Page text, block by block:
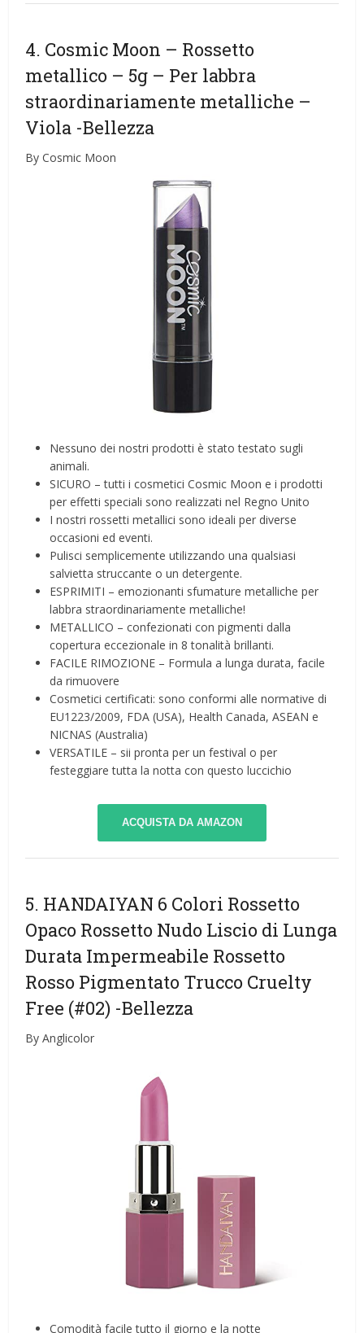
4. Cosmic Moon – Rossetto
metallico – 5g – Per labbra
straordinariamente metalliche –
Viola -Bellezza
By Cosmic Moon
Nessuno dei nostri prodotti è stato testato sugli
animali.
SICURO – tutti i cosmetici Cosmic Moon e i prodotti
per effetti speciali sono realizzati nel Regno Unito
I nostri rossetti metallici sono ideali per diverse
occasioni ed eventi.
Pulisci semplicemente utilizzando una qualsiasi
salvietta struccante o un detergente.
ESPRIMITI – emozionanti sfumature metalliche per
labbra straordinariamente metalliche!
METALLICO – confezionati con pigmenti dalla
copertura eccezionale in 8 tonalità brillanti.
FACILE RIMOZIONE – Formula a lunga durata, facile
da rimuovere
Cosmetici certificati: sono conformi alle normative di
EU1223/2009, FDA (USA), Health Canada, ASEAN e
NICNAS (Australia)
VERSATILE – sii pronta per un festival o per
festeggiare tutta la notta con questo luccichio
ACQUISTA DA AMAZON
5. HANDAIYAN 6 Colori Rossetto
Opaco Rossetto Nudo Liscio di Lunga
Durata Impermeabile Rossetto
Rosso Pigmentato Trucco Cruelty
Free (#02) -Bellezza
By Anglicolor
Comodità facile tutto il giorno e la notte